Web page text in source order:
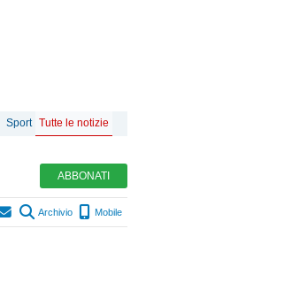
Sport Tutte le notizie
ABBONATI
Archivio Mobile